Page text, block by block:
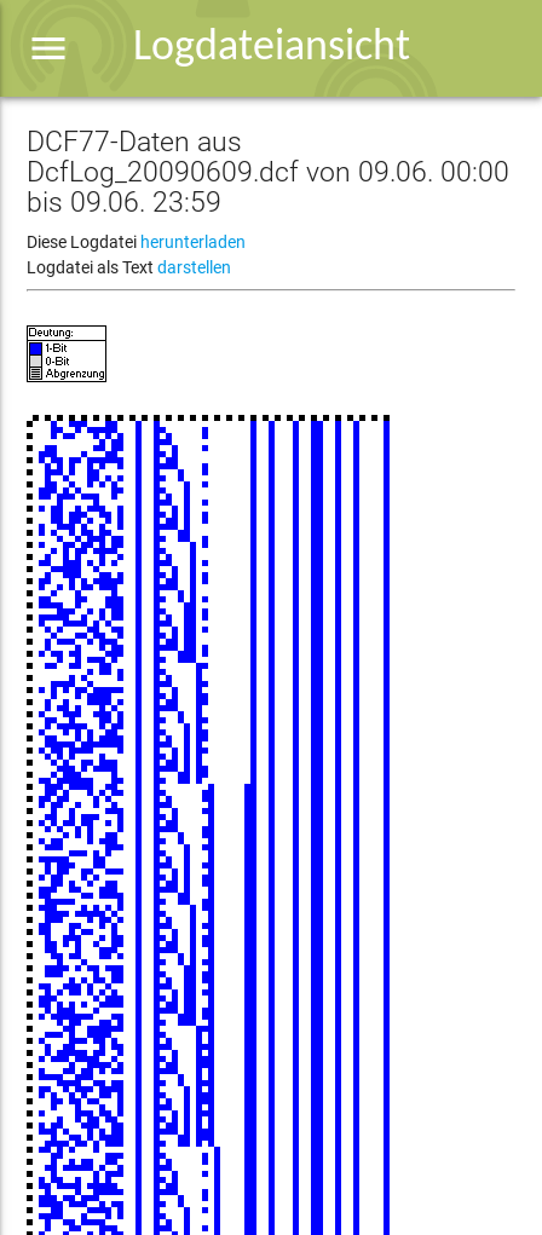
Logdateiansicht
menu
DCF77-Daten aus
DcfLog_20090609.dcf von 09.06. 00:00
bis 09.06. 23:59
Diese Logdatei herunterladen
Logdatei als Textdarstellen